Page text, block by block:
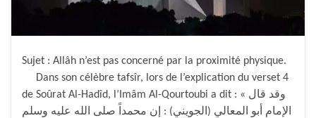
Sujet : Allâh n’est pas concerné par la proximité physique.
Dans son célèbre tafsîr, lors de l’explication du verset 4
de Soûrat Al-Hadîd, l’Imâm Al-Qourtoubi a dit : « وقد قال
الإمام أبو المعالي (الجويني) : إن محمداً صلى الله عليه وسلم